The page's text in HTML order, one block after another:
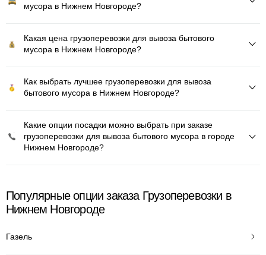
мусора в Нижнем Новгороде?
Какая цена грузоперевозки для вывоза бытового
мусора в Нижнем Новгороде?
Как выбрать лучшее грузоперевозки для вывоза
бытового мусора в Нижнем Новгороде?
Какие опции посадки можно выбрать при заказе
грузоперевозки для вывоза бытового мусора в городе
Нижнем Новгороде?
Популярные опции заказа Грузоперевозки в
Нижнем Новгороде
Газель